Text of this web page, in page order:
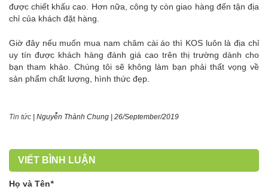
được chiết khấu cao. Hơn nữa, công ty còn giao hàng đến tận địa
chỉ của khách đặt hàng.
Giờ đây nếu muốn mua nam châm cài áo thì KOS luôn là địa chỉ
uy tín được khách hàng đánh giá cao trên thị trường dành cho
bạn tham khảo. Chúng tôi sẽ không làm bạn phải thất vọng về
sản phẩm chất lượng, hình thức đẹp.
Tin tức Nguyễn Thành Chung 26/September/2019
VIẾT BÌNH LUẬN
Họ và Tên*